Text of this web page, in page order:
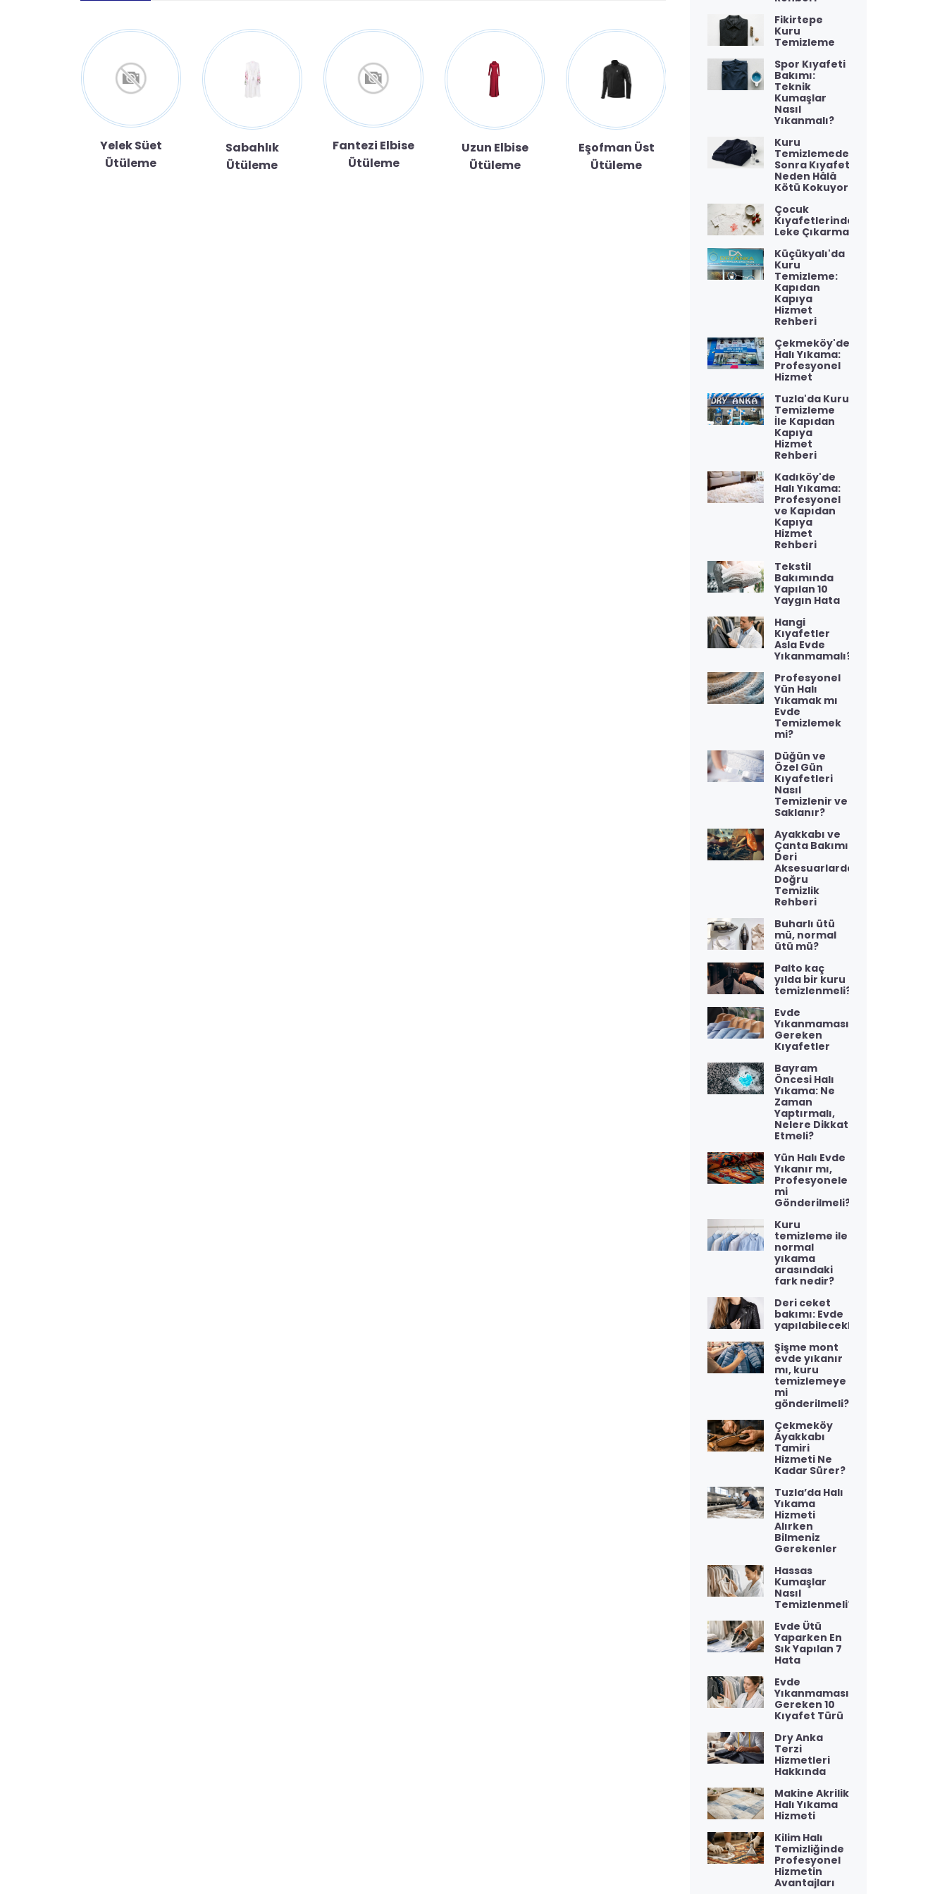
Yelek Süet
Ütüleme
Sabahlık
Ütüleme
Fantezi Elbise
Ütüleme
Uzun Elbise
Ütüleme
Eşofman Üst
Ütüleme
Kaban
Ütüleme
Pantolon
Ütüleme
Fikirtepe
Kuru
Temizleme
Spor Kıyafeti
Bakımı:
Teknik
Kumaşlar
Nasıl
Yıkanmalı?
Kuru
Temizlemeden
Sonra Kıyafet
Neden Hâlâ
Kötü Kokuyor?
Çocuk
Kıyafetlerinde
Leke Çıkarma
Küçükyalı'da
Kuru
Temizleme:
Kapıdan
Kapıya
Hizmet
Rehberi
Çekmeköy'de
Halı Yıkama:
Profesyonel
Hizmet
Tuzla'da Kuru
Temizleme
İle Kapıdan
Kapıya
Hizmet
Rehberi
Kadıköy'de
Halı Yıkama:
Profesyonel
ve Kapıdan
Kapıya
Hizmet
Rehberi
Tekstil
Bakımında
Yapılan 10
Yaygın Hata
Hangi
Kıyafetler
Asla Evde
Yıkanmamalı?
Profesyonel
Yün Halı
Yıkamak mı
Evde
Temizlemek
mi?
Düğün ve
Özel Gün
Kıyafetleri
Nasıl
Temizlenir ve
Saklanır?
Ayakkabı ve
Çanta Bakımı:
Deri
Aksesuarlarda
Doğru
Temizlik
Rehberi
Buharlı ütü
mü, normal
ütü mü?
Palto kaç
yılda bir kuru
temizlenmeli?
Evde
Yıkanmaması
Gereken
Kıyafetler
Bayram
Öncesi Halı
Yıkama: Ne
Zaman
Yaptırmalı,
Nelere Dikkat
Etmeli?
Yün Halı Evde
Yıkanır mı,
Profesyonele
mi
Gönderilmeli?
Kuru
temizleme ile
normal
yıkama
arasındaki
fark nedir?
Deri ceket
bakımı: Evde
yapılabilecekler
Şişme mont
evde yıkanır
mı, kuru
temizlemeye
mi
gönderilmeli?
Çekmeköy
Ayakkabı
Tamiri
Hizmeti Ne
Kadar Sürer?
Tuzla’da Halı
Yıkama
Hizmeti
Alırken
Bilmeniz
Gerekenler
Hassas
Kumaşlar
Nasıl
Temizlenmeli?
Evde Ütü
Yaparken En
Sık Yapılan 7
Hata
Evde
Yıkanmaması
Gereken 10
Kıyafet Türü
Dry Anka
Terzi
Hizmetleri
Hakkında
Makine Akrilik
Halı Yıkama
Hizmeti
Kilim Halı
Temizliğinde
Profesyonel
Hizmetin
Avantajları